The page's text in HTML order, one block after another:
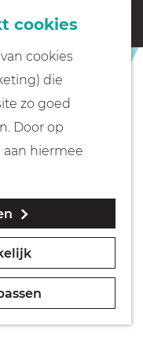
cookies
cookies
die
zo goed
Door op
aan hiermee
het museum